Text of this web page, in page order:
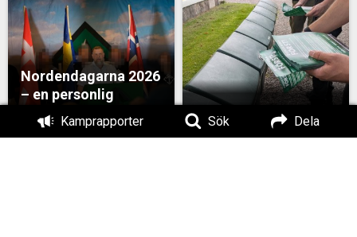
Kamprapporter Sök Dela
Nordendagarna 2026
– en personlig
betraktelse
Valkamp i Skaraborg